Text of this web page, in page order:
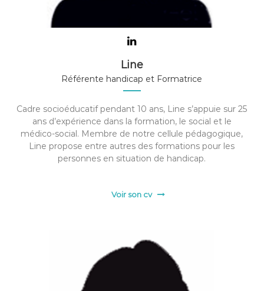
Line
Référente handicap et Formatrice
Cadre socioéducatif pendant 10 ans, Line s’appuie sur 25
ans d’expérience dans la formation, le social et le
médico-social. Membre de notre cellule pédagogique,
Line propose entre autres des formations pour les
personnes en situation de handicap.
Voir son cv